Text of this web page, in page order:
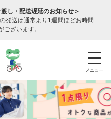
し・配送遅延のお知らせ＞
発送は通常より1週間ほどお時間
ございます。
メニュー